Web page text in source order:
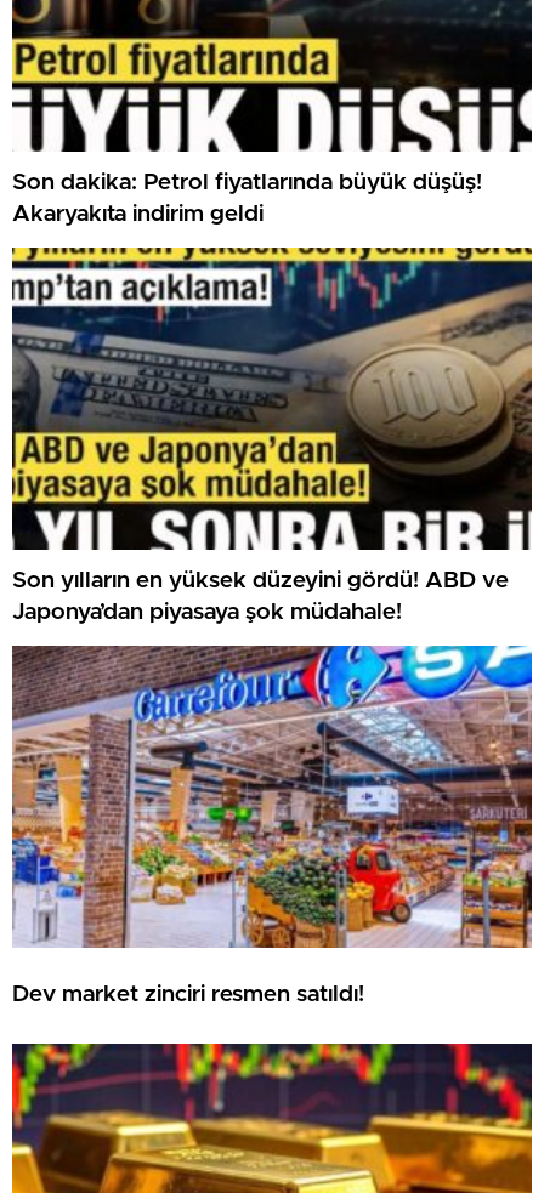
Son dakika: Petrol fiyatlarında büyük düşüş!
Akaryakıta indirim geldi
Son yılların en yüksek düzeyini gördü! ABD ve
Japonya’dan piyasaya şok müdahale!
Dev market zinciri resmen satıldı!